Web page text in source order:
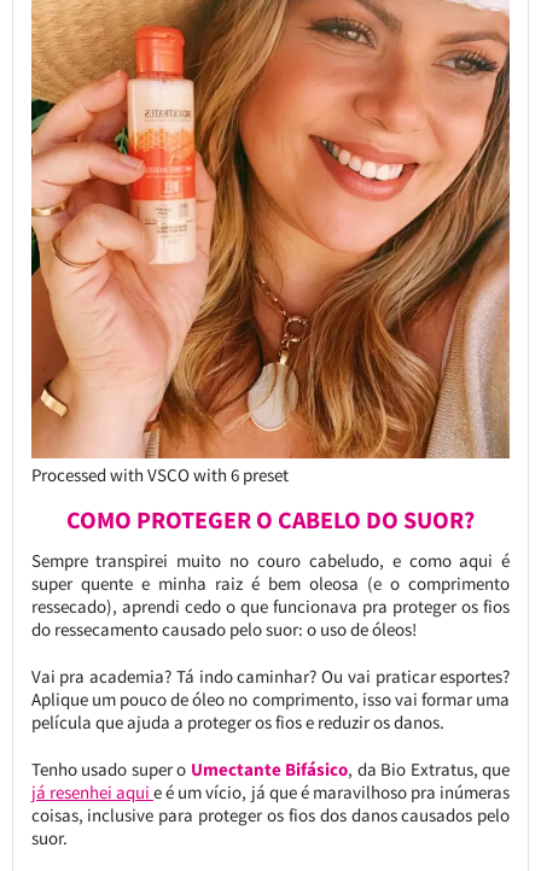
Processed with VSCO with 6 preset
COMO PROTEGER O CABELO DO SUOR?
Sempre transpirei muito no couro cabeludo, e como aqui é
super quente e minha raiz é bem oleosa (e o comprimento
ressecado), aprendi cedo o que funcionava pra proteger os fios
do ressecamento causado pelo suor: o uso de óleos!
Vai pra academia? Tá indo caminhar? Ou vai praticar esportes?
Aplique um pouco de óleo no comprimento, isso vai formar uma
película que ajuda a proteger os fios e reduzir os danos.
Tenho usado super o Umectante Bifásico, da Bio Extratus, que
já resenhei aquie é um vício, já que é maravilhoso pra inúmeras
coisas, inclusive para proteger os fios dos danos causados pelo
suor.